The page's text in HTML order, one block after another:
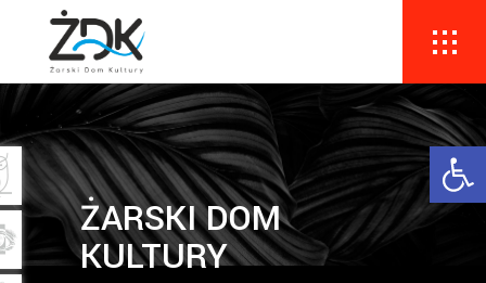
ŻARSKI DOM
KULTURY